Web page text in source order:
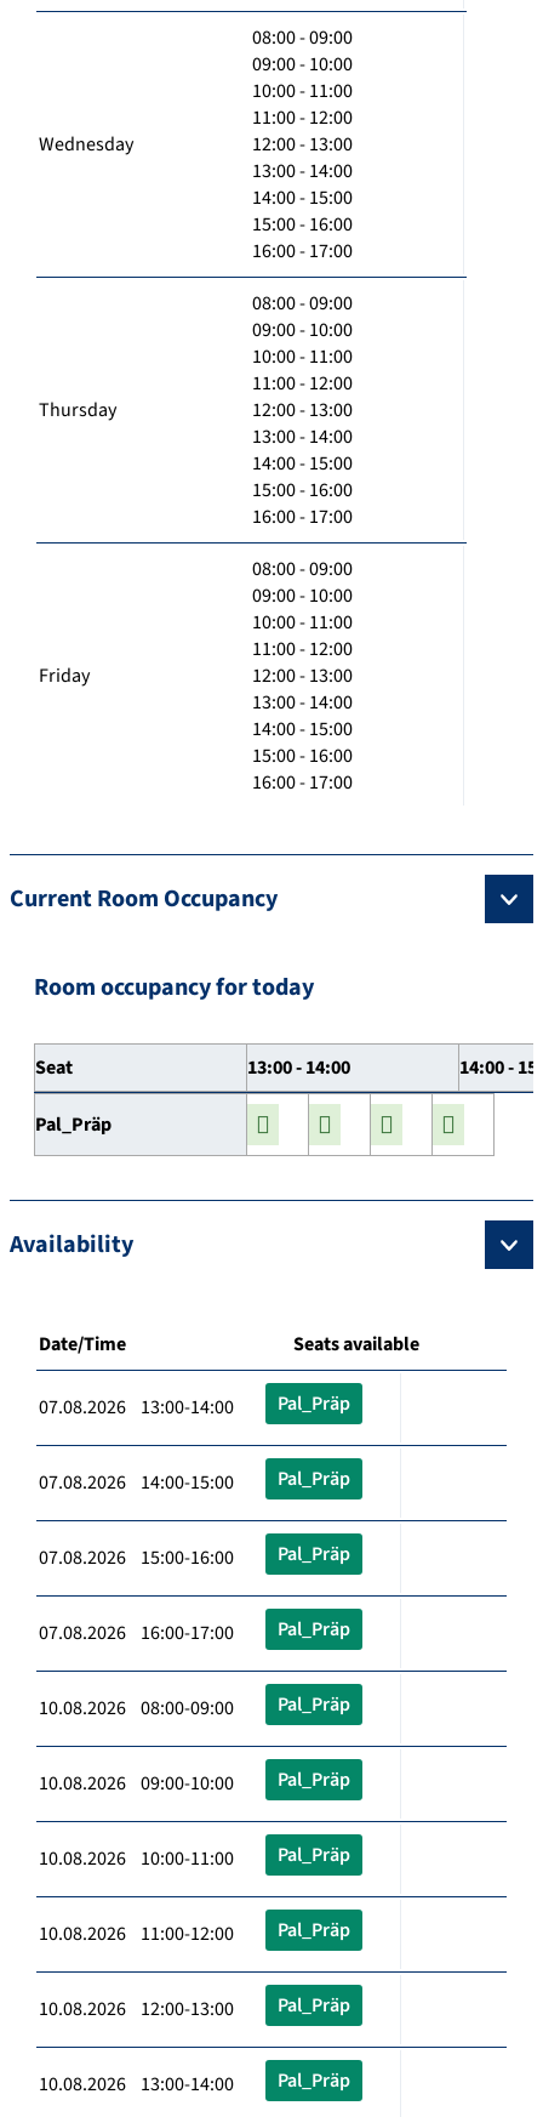
Wednesday
08:00 - 09:00
09:00 - 10:00
10:00 - 11:00
11:00 - 12:00
12:00 - 13:00
13:00 - 14:00
14:00 - 15:00
15:00 - 16:00
16:00 - 17:00
Thursday
08:00 - 09:00
09:00 - 10:00
10:00 - 11:00
11:00 - 12:00
12:00 - 13:00
13:00 - 14:00
14:00 - 15:00
15:00 - 16:00
16:00 - 17:00
Friday
08:00 - 09:00
09:00 - 10:00
10:00 - 11:00
11:00 - 12:00
12:00 - 13:00
13:00 - 14:00
14:00 - 15:00
15:00 - 16:00
16:00 - 17:00
Current Room Occupancy
Room occupancy for today
Seat 13:00 - 14:00 14:00 -
Pal_Präp
Availability
Date/Time Seats available
07.08.2026 13:00-14:00 Pal_Präp
07.08.2026 14:00-15:00 Pal_Präp
07.08.2026 15:00-16:00 Pal_Präp
07.08.2026 16:00-17:00 Pal_Präp
10.08.2026 08:00-09:00 Pal_Präp
10.08.2026 09:00-10:00 Pal_Präp
10.08.2026 10:00-11:00 Pal_Präp
10.08.2026 11:00-12:00 Pal_Präp
10.08.2026 12:00-13:00 Pal_Präp
10.08.2026 13:00-14:00 Pal_Präp